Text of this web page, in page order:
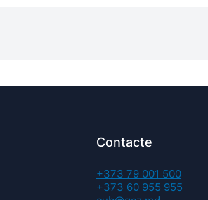
Contacte
+373 79 001 500
+373 60 955 955